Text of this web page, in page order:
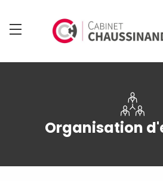
Organisation